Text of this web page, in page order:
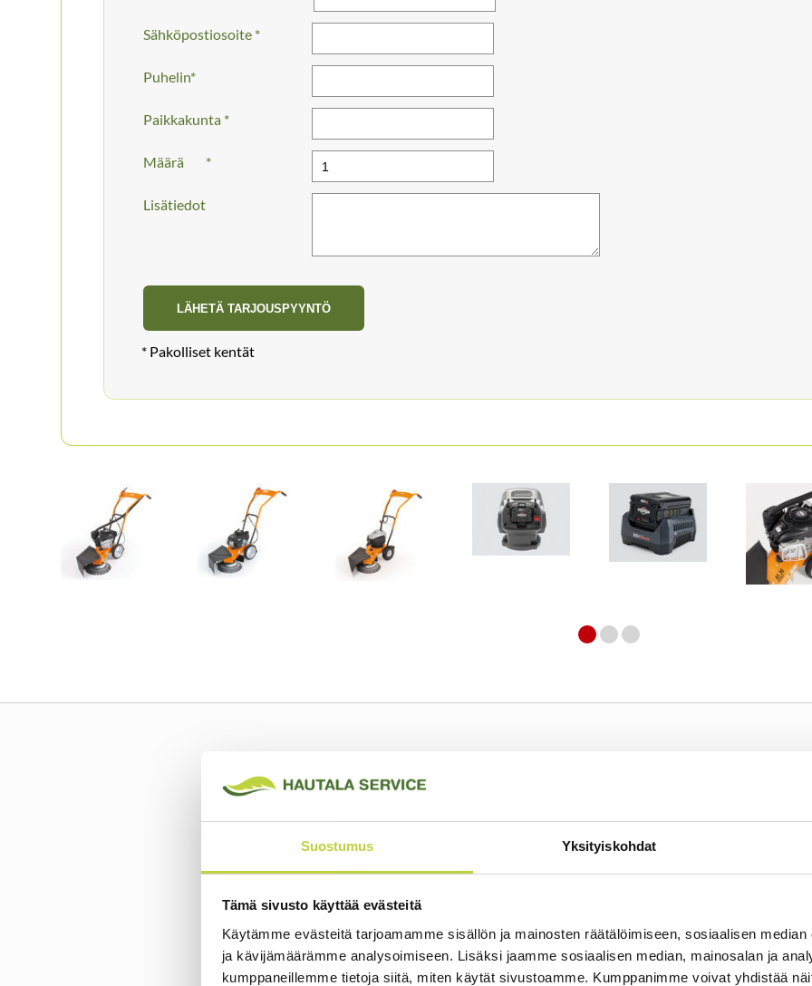
Suostumus Yksityiskohdat
Tämä sivusto käyttää evästeitä
Käytämme evästeitä tarjoamamme sisällön ja mainosten räätälöimiseen, sosiaalisen
ja kävijämäärämme analysoimiseen. Lisäksi jaamme sosiaalisen median, mainosalan ja
kumppaneillemme tietoja siitä, miten käytät sivustoamme. Kumppanimme voivat yhdistää
Sähköpostiosoite *
Puhelin
Paikkakunta *
Määrä
Lisätiedot
› Avaa esite